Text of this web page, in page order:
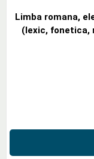
Limba romana,
(lexic, fonetica,